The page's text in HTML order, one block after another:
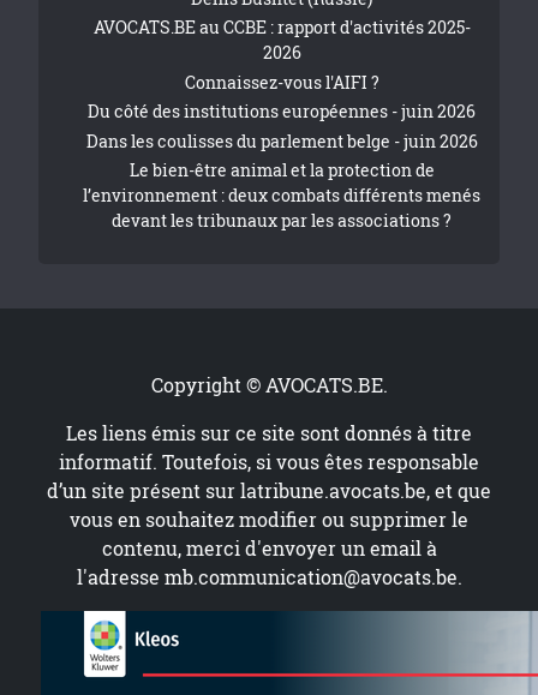
AVOCATS.BE au CCBE : rapport d'activités 2025-
2026
Connaissez-vous l'AIFI ?
Du côté des institutions européennes - juin 2026
Dans les coulisses du parlement belge - juin 2026
Le bien-être animal et la protection de
l’environnement : deux combats différents menés
devant les tribunaux par les associations ?
Copyright © AVOCATS.BE.
Les liens émis sur ce site sont donnés à titre
informatif. Toutefois, si vous êtes responsable
d’un site présent surlatribune.avocats.be, et que
vous en souhaitez modifier ou supprimer le
contenu, merci d'envoyer un email à
l'adresse mb.communication@avocats.be.